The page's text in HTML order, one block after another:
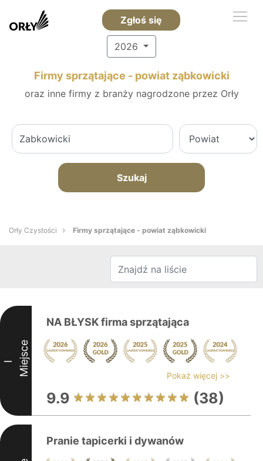
Zgłoś się
2026
Firmy sprzątające - powiat ząbkowicki
oraz inne firmy z branży nagrodzone przez Orły
Szukaj
Orły Czystości Firmy sprzątające - powiat ząbkowicki
I Miejsce
NA BŁYSK firma sprzątająca
Pokaż więcej >>
9.9 (38)
Pranie tapicerki i dywanów